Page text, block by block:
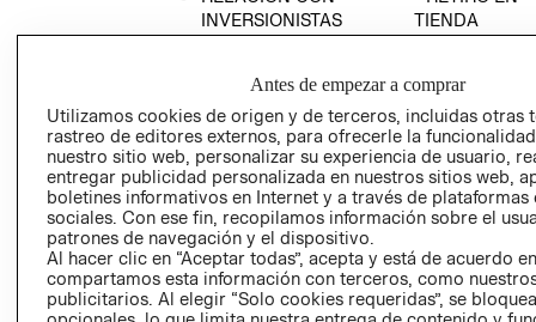
INVERSIONISTAS
EMPRESARIAL
TIENDA
CONDICIONES
AVISO DE
PRIVACIDAD
GIFT CARD
AVISO DE
COOKIES
Antes de empezar a comprar
Utilizamos cookies de origen y de terceros, incluidas otras
rastreo de editores externos, para ofrecerle la
nuestro sitio web, personalizar su experiencia de usuario,
entregar publicidad personalizada en nuestros sitios web,
boletines informativos en Internet y a través de plataformas
sociales. Con ese fin, recopilamos información sobre el
patrones de navegación y el dispositivo.
Al hacer clic en “Aceptar todas”, acepta y está de acuerdo
compartamos esta información con terceros, como
publicitarios. Al elegir “Solo cookies requeridas”, se